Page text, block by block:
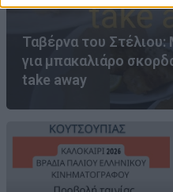
Ταβέρνα του
για μπακαλιάρο
take away